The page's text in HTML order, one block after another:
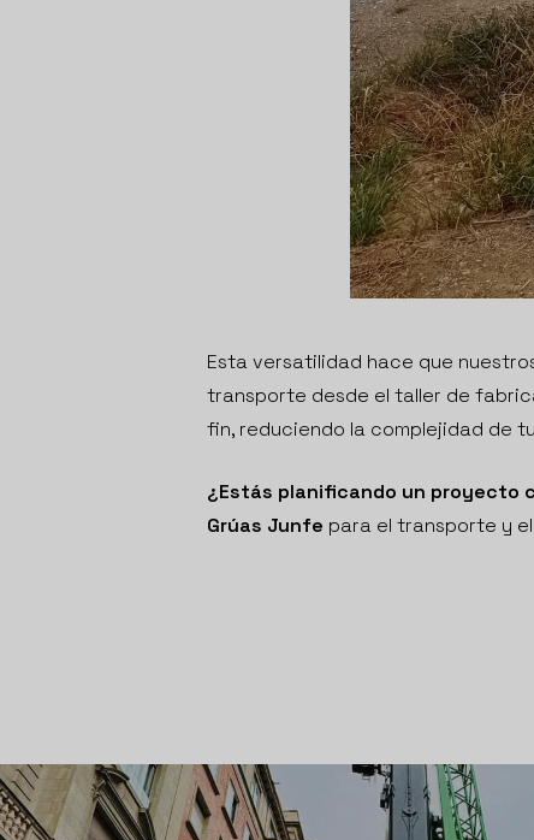
Esta versatilidad hace que
transporte desde el taller de
fin, reduciendo la complejidad de
¿Estás planificando un proyecto
Grúas Junfe para el transporte y